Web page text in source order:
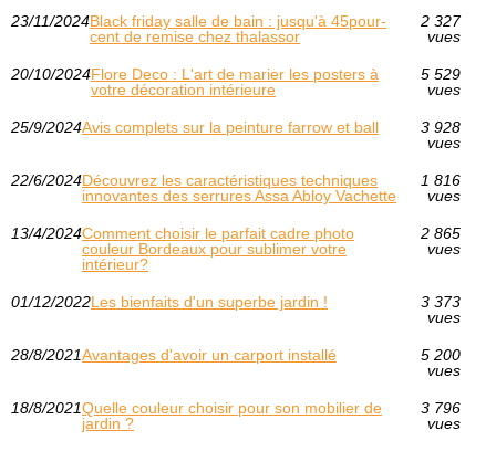
23/11/2024Black friday salle de bain : jusqu'à 45pour-
cent de remise chez thalassor
2 327
vues
20/10/2024Flore Deco : L'art de marier les posters à
votre décoration intérieure
5 529
vues
25/9/2024Avis complets sur la peinture farrow et ball
3 928
vues
22/6/2024Découvrez les caractéristiques techniques
innovantes des serrures Assa Abloy Vachette
1 816
vues
13/4/2024Comment choisir le parfait cadre photo
couleur Bordeaux pour sublimer votre
intérieur?
2 865
vues
01/12/2022Les bienfaits d'un superbe jardin !
3 373
vues
28/8/2021Avantages d'avoir un carport installé
5 200
vues
18/8/2021Quelle couleur choisir pour son mobilier de
jardin ?
3 796
vues